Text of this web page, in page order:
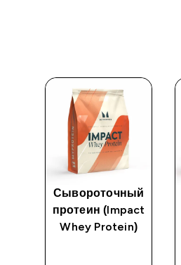
Сывороточный
протеин (Impact
Whey Protein)